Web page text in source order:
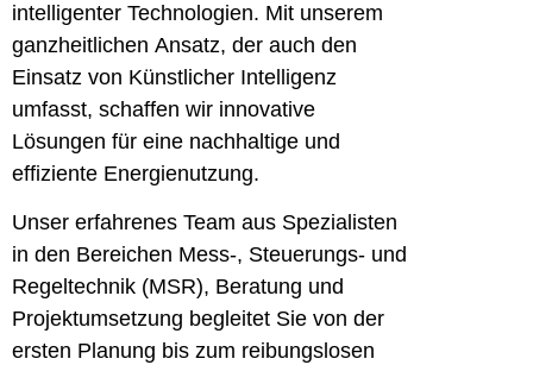
intelligenter Technologien. Mit unserem
ganzheitlichen Ansatz, der auch den
Einsatz von Künstlicher Intelligenz
umfasst, schaffen wir innovative
Lösungen für eine nachhaltige und
effiziente Energienutzung.
Unser erfahrenes Team aus Spezialisten
in den Bereichen Mess-, Steuerungs- und
Regeltechnik (MSR), Beratung und
Projektumsetzung begleitet Sie von der
ersten Planung bis zum reibungslosen